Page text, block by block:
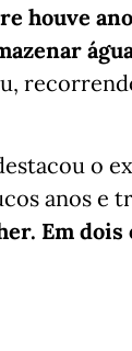
houve
o
anos e
Em dois